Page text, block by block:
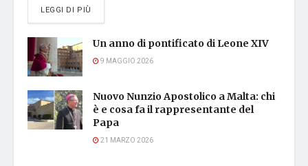
LEGGI DI PIÙ
Un anno di pontificato di Leone XIV
9 MAGGIO 2026
Nuovo Nunzio Apostolico a Malta: chi
è e cosa fa il rappresentante del
Papa
21 MARZO 2026